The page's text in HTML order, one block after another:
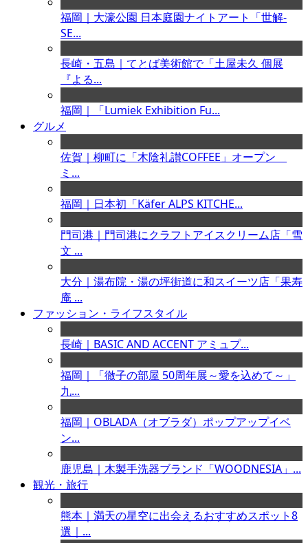
福岡｜大濠公園 日本庭園ナイトアート「世解-
SE...
長崎・五島｜てとば美術館で「土屋未久 個展
『よる...
福岡｜「Lumiek Exhibition Fu...
グルメ
佐賀｜柳町に「木陰礼讃COFFEE」オープン
ミ...
福岡｜日本初「Käfer ALPS KITCHE...
門司港｜門司港にクラフトアイスクリーム店「雪
文 ...
大分｜湯布院・湯の坪街道に和スイーツ店「果寿
庵 ...
ファッション・ライフスタイル
長崎｜BASIC AND ACCENT アミュプ...
福岡｜「徹子の部屋 50周年展～愛を込めて～」
九...
福岡｜OBLADA（オブラダ）ポップアップイベ
ン...
鹿児島｜木製手洗器ブランド「WOODNESIA」...
観光・旅行
熊本｜満天の星空に出会えるおすすめスポット8
選｜...